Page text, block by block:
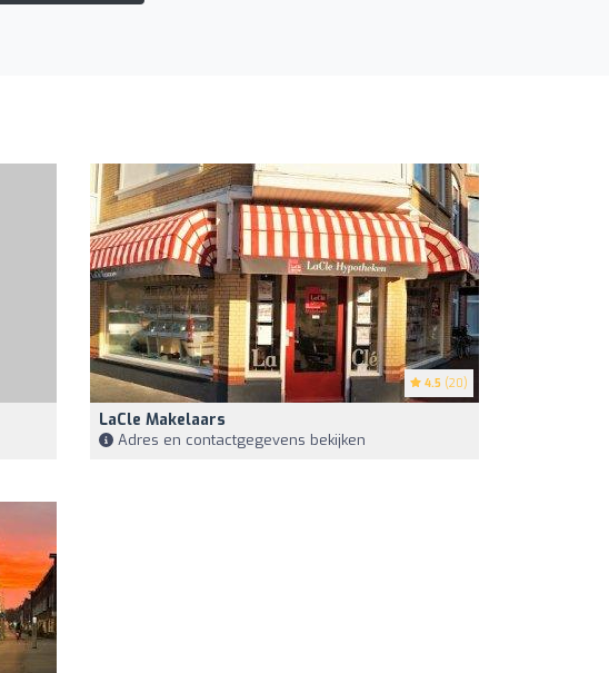
4.5 (20)
LaCle Makelaars
Adres en contactgegevens bekijken